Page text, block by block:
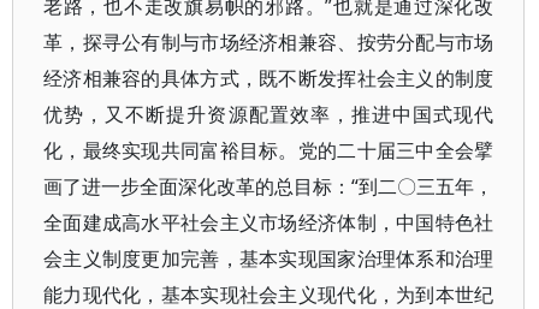
老路，也不走改旗易帜的邪路。”也就是通过深化改
革，探寻公有制与市场经济相兼容、按劳分配与市场
经济相兼容的具体方式，既不断发挥社会主义的制度
优势，又不断提升资源配置效率，推进中国式现代
化，最终实现共同富裕目标。党的二十届三中全会擘
画了进一步全面深化改革的总目标：“到二〇三五年，
全面建成高水平社会主义市场经济体制，中国特色社
会主义制度更加完善，基本实现国家治理体系和治理
能力现代化，基本实现社会主义现代化，为到本世纪